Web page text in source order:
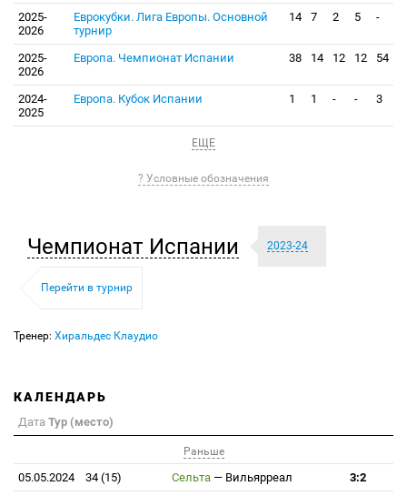
2025-
2026
Еврокубки. Лига Европы. Основной
турнир
14 7 2 5 -
2025-
2026
Европа. Чемпионат Испании 38 14 12 12 54
2024-
2025
Европа. Кубок Испании 1 1 - - 3
ЕЩЕ
? Условные обозначения
Чемпионат Испании 2023-24
Перейти в турнир
Тренер: Хиральдес Клаудио
КАЛЕНДАРЬ
Дата Тур (место)
Раньше
05.05.2024 34 (15) Сельта — Вильярреал
3:2